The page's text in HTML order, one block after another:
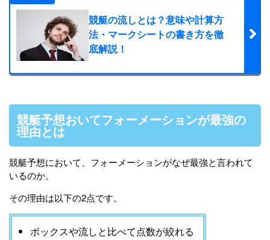
競艇の流しとは？意味や計算方
法・マークシートの書き方を徹
底解説！
競艇予想おいてフォーメーションが最強の
理由とは
競艇予想において、フォーメーションがなぜ最強と言われて
いるのか。
その理由は以下の2点です。
ボックスや流しと比べて点数が絞れる